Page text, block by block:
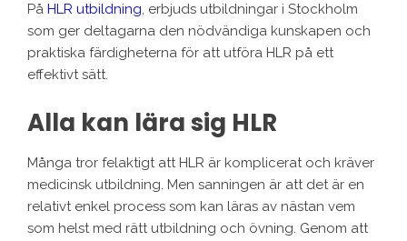
På HLR utbildning, erbjuds utbildningar i Stockholm
som ger deltagarna den nödvändiga kunskapen och
praktiska färdigheterna för att utföra HLR på ett
effektivt sätt.
Alla kan lära sig HLR
Många tror felaktigt att HLR är komplicerat och kräver
medicinsk utbildning. Men sanningen är att det är en
relativt enkel process som kan läras av nästan vem
som helst med rätt utbildning och övning. Genom att